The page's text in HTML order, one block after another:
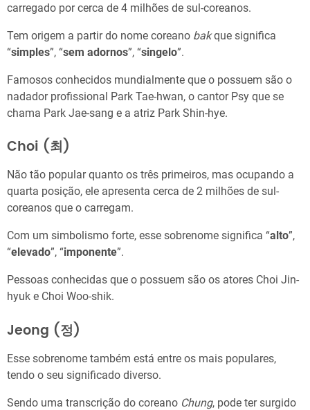
carregado por cerca de 4 milhões de sul-coreanos.
Tem origem a partir do nome coreano bakque significa
“simples”, “sem adornos”, “singelo”.
Famosos conhecidos mundialmente que o possuem são o
nadador profissional Park Tae-hwan, o cantor Psy que se
chama Park Jae-sang e a atriz Park Shin-hye.
Choi (최)
Não tão popular quanto os três primeiros, mas ocupando a
quarta posição, ele apresenta cerca de 2 milhões de sul-
coreanos que o carregam.
Com um simbolismo forte, esse sobrenome significa “alto”,
“elevado”, “imponente”.
Pessoas conhecidas que o possuem são os atores Choi Jin-
hyuk e Choi Woo-shik.
Jeong (정)
Esse sobrenome também está entre os mais populares,
tendo o seu significado diverso.
Sendo uma transcrição do coreano Chung, pode ter surgido